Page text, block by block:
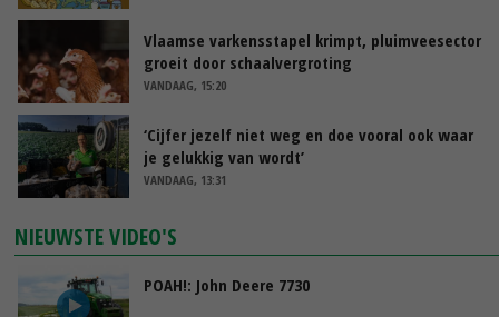
Vlaamse varkensstapel krimpt, pluimveesector
groeit door schaalvergroting
VANDAAG, 15:20
‘Cijfer jezelf niet weg en doe vooral ook waar
je gelukkig van wordt’
VANDAAG, 13:31
NIEUWSTE VIDEO'S
POAH!: John Deere 7730